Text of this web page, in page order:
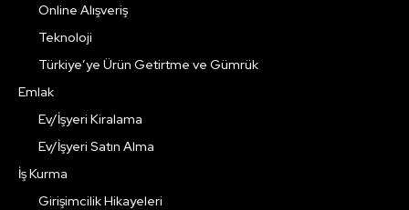
Online Alışveriş
Teknoloji
Türkiye’ye Ürün Getirtme ve Gümrük
Emlak
Ev/İşyeri Kiralama
Ev/İşyeri Satın Alma
İş Kurma
Girişimcilik Hikayeleri